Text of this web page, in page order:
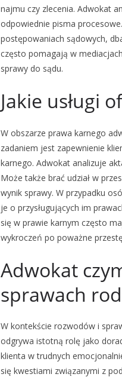
najmu czy zlecenia. Adwokat
odpowiednie pisma
postępowaniach sądowych,
często pomagają w
sprawy do sądu.
Jakie usługi
W obszarze prawa karnego
zadaniem jest zapewnienie
karnego. Adwokat analizuje
Może także brać udział w
wynik sprawy. W przypadku
je o przysługujących im
się w prawie karnym często
wykroczeń po poważne
Adwokat
sprawach
W kontekście rozwodów i
odgrywa istotną rolę jako
klienta w trudnych
się kwestiami związanymi z